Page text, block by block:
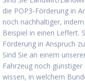
die POP3-Förderung in
noch nachhaltiger,
Beispiel in einen Leffert.
Förderung in Anspruch
Sind Sie an einem
Fahrzeug noch
wissen, in welchem